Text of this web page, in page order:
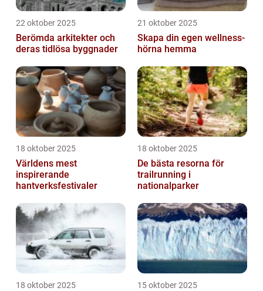
22 oktober 2025
Berömda arkitekter och
deras tidlösa byggnader
21 oktober 2025
Skapa din egen wellness-
hörna hemma
18 oktober 2025
Världens mest
inspirerande
hantverksfestivaler
18 oktober 2025
De bästa resorna för
trailrunning i
nationalparker
18 oktober 2025 15 oktober 2025